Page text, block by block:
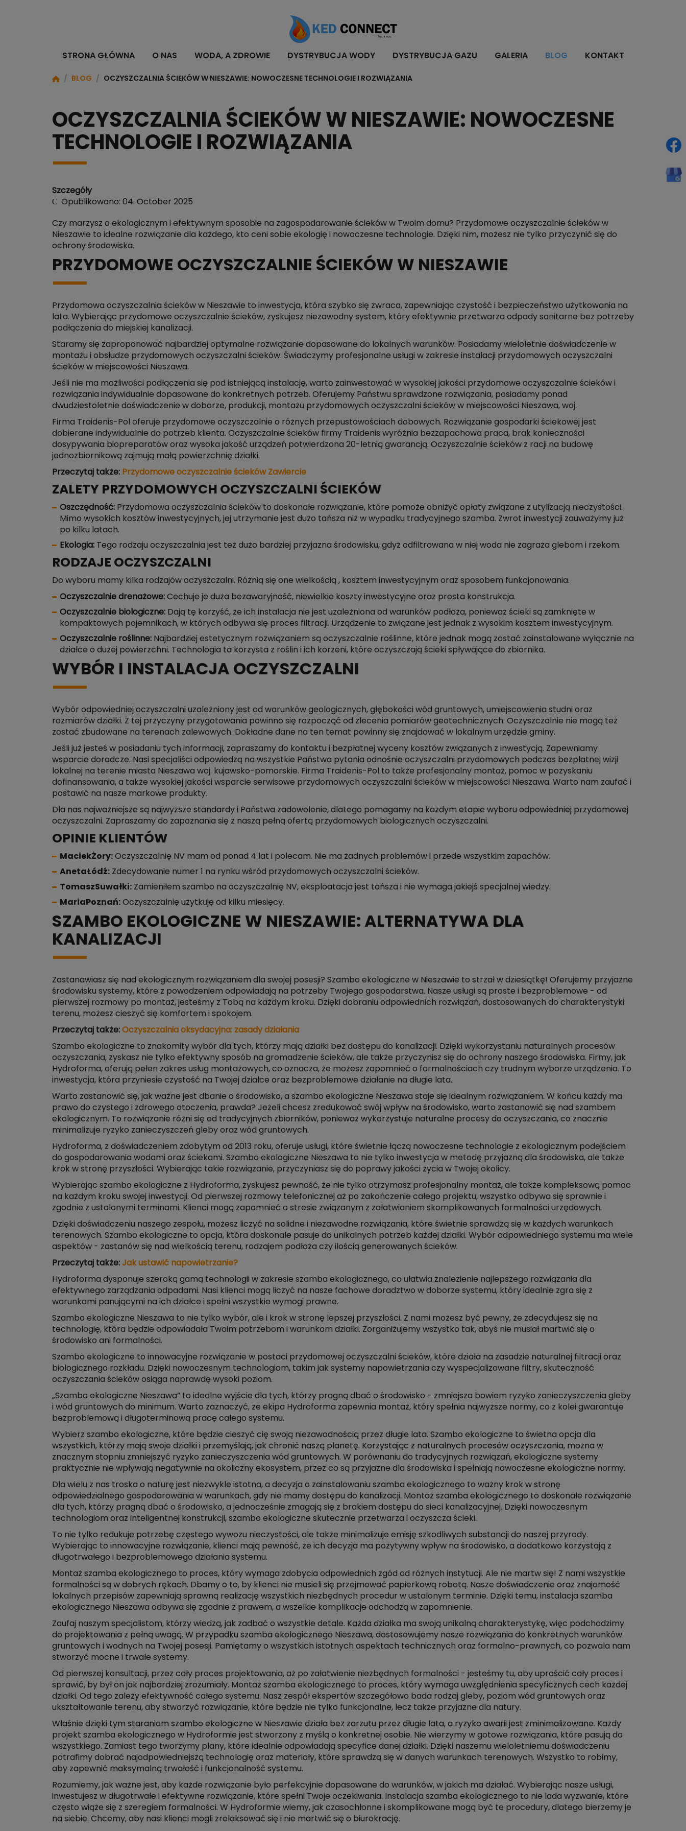
STRONA GŁÓWNA O NAS WODA, A ZDROWIE DYSTRYBUCJA WODY DYSTRYBUCJA GAZU GALERIA BLOG KONTAKT
/ BLOG / OCZYSZCZALNIA ŚCIEKÓW W NIESZAWIE: NOWOCZESNE TECHNOLOGIE I ROZWIĄZANIA
OCZYSZCZALNIA ŚCIEKÓW W NIESZAWIE: NOWOCZESNE
TECHNOLOGIE I ROZWIĄZANIA
Szczegóły
Opublikowano: 04. October 2025
Czy marzysz o ekologicznym i efektywnym sposobie na zagospodarowanie ścieków w Twoim domu? Przydomowe oczyszczalnie ścieków w
Nieszawie to idealne rozwiązanie dla każdego, kto ceni sobie ekologię i nowoczesne technologie. Dzięki nim, możesz nie tylko przyczynić się do
ochrony środowiska.
PRZYDOMOWE OCZYSZCZALNIE ŚCIEKÓW W NIESZAWIE
Przydomowa oczyszczalnia ścieków w Nieszawie to inwestycja, która szybko się zwraca, zapewniając czystość i bezpieczeństwo użytkowania na
lata. Wybierając przydomowe oczyszczalnie ścieków, zyskujesz niezawodny system, który efektywnie przetwarza odpady sanitarne bez potrzeby
podłączenia do miejskiej kanalizacji.
Staramy się zaproponować najbardziej optymalne rozwiązanie dopasowane do lokalnych warunków. Posiadamy wieloletnie doświadczenie w
montażu i obsłudze przydomowych oczyszczalni ścieków. Świadczymy profesjonalne usługi w zakresie instalacji przydomowych oczyszczalni
ścieków w miejscowości Nieszawa.
Jeśli nie ma możliwości podłączenia się pod istniejącą instalację, warto zainwestować w wysokiej jakości przydomowe oczyszczalnie ścieków i
rozwiązania indywidualnie dopasowane do konkretnych potrzeb. Oferujemy Państwu sprawdzone rozwiązania, posiadamy ponad
dwudziestoletnie doświadczenie w doborze, produkcji, montażu przydomowych oczyszczalni ścieków w miejscowości Nieszawa, woj.
Firma Traidenis-Pol oferuje przydomowe oczyszczalnie o różnych przepustowościach dobowych. Rozwiązanie gospodarki ściekowej jest
dobierane indywidualnie do potrzeb klienta. Oczyszczalnie ścieków firmy Traidenis wyróżnia bezzapachowa praca, brak konieczności
dosypywania biopreparatów oraz wysoka jakość urządzeń potwierdzona 20-letnią gwarancją. Oczyszczalnie ścieków z racji na budowę
jednozbiornikową zajmują małą powierzchnię działki.
Przeczytaj także: Przydomowe oczyszczalnie ścieków Zawiercie
ZALETY PRZYDOMOWYCH OCZYSZCZALNI ŚCIEKÓW
Oszczędność: Przydomowa oczyszczalnia ścieków to doskonałe rozwiązanie, które pomoże obniżyć opłaty związane z utylizacją nieczystości.
Mimo wysokich kosztów inwestycyjnych, jej utrzymanie jest dużo tańsza niż w wypadku tradycyjnego szamba. Zwrot inwestycji zauważymy już
po kilku latach.
Ekologia: Tego rodzaju oczyszczalnia jest też dużo bardziej przyjazna środowisku, gdyż odfiltrowana w niej woda nie zagraża glebom i rzekom.
RODZAJE OCZYSZCZALNI
Do wyboru mamy kilka rodzajów oczyszczalni. Różnią się one wielkością , kosztem inwestycyjnym oraz sposobem funkcjonowania.
Oczyszczalnie drenażowe: Cechuje je duża bezawaryjność, niewielkie koszty inwestycyjne oraz prosta konstrukcja.
Oczyszczalnie biologiczne: Dają tę korzyść, że ich instalacja nie jest uzależniona od warunków podłoża, ponieważ ścieki są zamknięte w
kompaktowych pojemnikach, w których odbywa się proces filtracji. Urządzenie to związane jest jednak z wysokim kosztem inwestycyjnym.
Oczyszczalnie roślinne: Najbardziej estetycznym rozwiązaniem są oczyszczalnie roślinne, które jednak mogą zostać zainstalowane wyłącznie na
działce o dużej powierzchni. Technologia ta korzysta z roślin i ich korzeni, które oczyszczają ścieki spływające do zbiornika.
WYBÓR I INSTALACJA OCZYSZCZALNI
Wybór odpowiedniej oczyszczalni uzależniony jest od warunków geologicznych, głębokości wód gruntowych, umiejscowienia studni oraz
rozmiarów działki. Z tej przyczyny przygotowania powinno się rozpocząć od zlecenia pomiarów geotechnicznych. Oczyszczalnie nie mogą też
zostać zbudowane na terenach zalewowych. Dokładne dane na ten temat powinny się znajdować w lokalnym urzędzie gminy.
Jeśli już jesteś w posiadaniu tych informacji, zapraszamy do kontaktu i bezpłatnej wyceny kosztów związanych z inwestycją. Zapewniamy
wsparcie doradcze. Nasi specjaliści odpowiedzą na wszystkie Państwa pytania odnośnie oczyszczalni przydomowych podczas bezpłatnej wizji
lokalnej na terenie miasta Nieszawa woj. kujawsko-pomorskie. Firma Traidenis-Pol to także profesjonalny montaż, pomoc w pozyskaniu
dofinansowania, a także wysokiej jakości wsparcie serwisowe przydomowych oczyszczalni ścieków w miejscowości Nieszawa. Warto nam zaufać i
postawić na nasze markowe produkty.
Dla nas najważniejsze są najwyższe standardy i Państwa zadowolenie, dlatego pomagamy na każdym etapie wyboru odpowiedniej przydomowej
oczyszczalni. Zapraszamy do zapoznania się z naszą pełną ofertą przydomowych biologicznych oczyszczalni.
OPINIE KLIENTÓW
MaciekŻory: Oczyszczalnię NV mam od ponad 4 lat i polecam. Nie ma żadnych problemów i przede wszystkim zapachów.
AnetaŁódź: Zdecydowanie numer 1 na rynku wśród przydomowych oczyszczalni ścieków.
TomaszSuwałki: Zamieniłem szambo na oczyszczalnię NV, eksploatacja jest tańsza i nie wymaga jakiejś specjalnej wiedzy.
MariaPoznań: Oczyszczalnię użytkuję od kilku miesięcy.
SZAMBO EKOLOGICZNE W NIESZAWIE: ALTERNATYWA DLA
KANALIZACJI
Zastanawiasz się nad ekologicznym rozwiązaniem dla swojej posesji? Szambo ekologiczne w Nieszawie to strzał w dziesiątkę! Oferujemy przyjazne
środowisku systemy, które z powodzeniem odpowiadają na potrzeby Twojego gospodarstwa. Nasze usługi są proste i bezproblemowe - od
pierwszej rozmowy po montaż, jesteśmy z Tobą na każdym kroku. Dzięki dobraniu odpowiednich rozwiązań, dostosowanych do charakterystyki
terenu, możesz cieszyć się komfortem i spokojem.
Przeczytaj także: Oczyszczalnia oksydacyjna: zasady działania
Szambo ekologiczne to znakomity wybór dla tych, którzy mają działki bez dostępu do kanalizacji. Dzięki wykorzystaniu naturalnych procesów
oczyszczania, zyskasz nie tylko efektywny sposób na gromadzenie ścieków, ale także przyczynisz się do ochrony naszego środowiska. Firmy, jak
Hydroforma, oferują pełen zakres usług montażowych, co oznacza, że możesz zapomnieć o formalnościach czy trudnym wyborze urządzenia. To
inwestycja, która przyniesie czystość na Twojej działce oraz bezproblemowe działanie na długie lata.
Warto zastanowić się, jak ważne jest dbanie o środowisko, a szambo ekologiczne Nieszawa staje się idealnym rozwiązaniem. W końcu każdy ma
prawo do czystego i zdrowego otoczenia, prawda? Jeżeli chcesz zredukować swój wpływ na środowisko, warto zastanowić się nad szambem
ekologicznym. To rozwiązanie różni się od tradycyjnych zbiorników, ponieważ wykorzystuje naturalne procesy do oczyszczania, co znacznie
minimalizuje ryzyko zanieczyszczeń gleby oraz wód gruntowych.
Hydroforma, z doświadczeniem zdobytym od 2013 roku, oferuje usługi, które świetnie łączą nowoczesne technologie z ekologicznym podejściem
do gospodarowania wodami oraz ściekami. Szambo ekologiczne Nieszawa to nie tylko inwestycja w metodę przyjazną dla środowiska, ale także
krok w stronę przyszłości. Wybierając takie rozwiązanie, przyczyniasz się do poprawy jakości życia w Twojej okolicy.
Wybierając szambo ekologiczne z Hydroforma, zyskujesz pewność, że nie tylko otrzymasz profesjonalny montaż, ale także kompleksową pomoc
na każdym kroku swojej inwestycji. Od pierwszej rozmowy telefonicznej aż po zakończenie całego projektu, wszystko odbywa się sprawnie i
zgodnie z ustalonymi terminami. Klienci mogą zapomnieć o stresie związanym z załatwianiem skomplikowanych formalności urzędowych.
Dzięki doświadczeniu naszego zespołu, możesz liczyć na solidne i niezawodne rozwiązania, które świetnie sprawdzą się w każdych warunkach
terenowych. Szambo ekologiczne to opcja, która doskonale pasuje do unikalnych potrzeb każdej działki. Wybór odpowiedniego systemu ma wiele
aspektów - zastanów się nad wielkością terenu, rodzajem podłoża czy ilością generowanych ścieków.
Przeczytaj także: Jak ustawić napowietrzanie?
Hydroforma dysponuje szeroką gamą technologii w zakresie szamba ekologicznego, co ułatwia znalezienie najlepszego rozwiązania dla
efektywnego zarządzania odpadami. Nasi klienci mogą liczyć na nasze fachowe doradztwo w doborze systemu, który idealnie zgra się z
warunkami panującymi na ich działce i spełni wszystkie wymogi prawne.
Szambo ekologiczne Nieszawa to nie tylko wybór, ale i krok w stronę lepszej przyszłości. Z nami możesz być pewny, że zdecydujesz się na
technologię, która będzie odpowiadała Twoim potrzebom i warunkom działki. Zorganiżujemy wszystko tak, abyś nie musiał martwić się o
środowisko ani formalności.
Szambo ekologiczne to innowacyjne rozwiązanie w postaci przydomowej oczyszczalni ścieków, które działa na zasadzie naturalnej filtracji oraz
biologicznego rozkładu. Dzięki nowoczesnym technologiom, takim jak systemy napowietrzania czy wyspecjalizowane filtry, skuteczność
oczyszczania ścieków osiąga naprawdę wysoki poziom.
„Szambo ekologiczne Nieszawa” to idealne wyjście dla tych, którzy pragną dbać o środowisko - zmniejsza bowiem ryzyko zanieczyszczenia gleby
i wód gruntowych do minimum. Warto zaznaczyć, że ekipa Hydroforma zapewnia montaż, który spełnia najwyższe normy, co z kolei gwarantuje
bezproblemową i długoterminową pracę całego systemu.
Wybierz szambo ekologiczne, które będzie cieszyć cię swoją niezawodnością przez długie lata. Szambo ekologiczne to świetna opcja dla
wszystkich, którzy mają swoje działki i przemyślają, jak chronić naszą planetę. Korzystając z naturalnych procesów oczyszczania, można w
znacznym stopniu zmniejszyć ryzyko zanieczyszczenia wód gruntowych. W porównaniu do tradycyjnych rozwiązań, ekologiczne systemy
praktycznie nie wpływają negatywnie na okoliczny ekosystem, przez co są przyjazne dla środowiska i spełniają nowoczesne ekologiczne normy.
Dla wielu z nas troska o naturę jest niezwykle istotna, a decyzja o zainstalowaniu szamba ekologicznego to ważny krok w stronę
odpowiedzialnego gospodarowania w warunkach, gdy nie mamy dostępu do kanalizacji. Montaż szamba ekologicznego to doskonałe rozwiązanie
dla tych, którzy pragną dbać o środowisko, a jednocześnie zmagają się z brakiem dostępu do sieci kanalizacyjnej. Dzięki nowoczesnym
technologiom oraz inteligentnej konstrukcji, szambo ekologiczne skutecznie przetwarza i oczyszcza ścieki.
To nie tylko redukuje potrzebę częstego wywozu nieczystości, ale także minimalizuje emisję szkodliwych substancji do naszej przyrody.
Wybierając to innowacyjne rozwiązanie, klienci mają pewność, że ich decyzja ma pozytywny wpływ na środowisko, a dodatkowo korzystają z
długotrwałego i bezproblemowego działania systemu.
Montaż szamba ekologicznego to proces, który wymaga zdobycia odpowiednich zgód od różnych instytucji. Ale nie martw się! Z nami wszystkie
formalności są w dobrych rękach. Dbamy o to, by klienci nie musieli się przejmować papierkową robotą. Nasze doświadczenie oraz znajomość
lokalnych przepisów zapewniają sprawną realizację wszystkich niezbędnych procedur w ustalonym terminie. Dzięki temu, instalacja szamba
ekologicznego Nieszawa odbywa się zgodnie z prawem, a wszelkie komplikacje odchodzą w zapomnienie.
Zaufaj naszym specjalistom, którzy wiedzą, jak zadbać o wszystkie detale. Każda działka ma swoją unikalną charakterystykę, więc podchodzimy
do projektowania z pełną uwagą. W przypadku szamba ekologicznego Nieszawa, dostosowujemy nasze rozwiązania do konkretnych warunków
gruntowych i wodnych na Twojej posesji. Pamiętamy o wszystkich istotnych aspektach technicznych oraz formalno-prawnych, co pozwala nam
stworzyć mocne i trwałe systemy.
Od pierwszej konsultacji, przez cały proces projektowania, aż po załatwienie niezbędnych formalności - jesteśmy tu, aby uprościć cały proces i
sprawić, by był on jak najbardziej zrozumiały. Montaż szamba ekologicznego to proces, który wymaga uwzględnienia specyficznych cech każdej
działki. Od tego zależy efektywność całego systemu. Nasz zespół ekspertów szczegółowo bada rodzaj gleby, poziom wód gruntowych oraz
ukształtowanie terenu, aby stworzyć rozwiązanie, które będzie nie tylko funkcjonalne, lecz także przyjazne dla natury.
Właśnie dzięki tym staraniom szambo ekologiczne w Nieszawie działa bez zarzutu przez długie lata, a ryzyko awarii jest zminimalizowane. Każdy
projekt szamba ekologicznego w Hydroformie jest stworzony z myślą o konkretnej osobie. Nie wierzymy w gotowe rozwiązania, które pasują do
wszystkiego. Zamiast tego tworzymy plany, które idealnie odpowiadają specyfice danej działki. Dzięki naszemu wieloletniemu doświadczeniu
potrafimy dobrać najodpowiedniejszą technologię oraz materiały, które sprawdzą się w danych warunkach terenowych. Wszystko to robimy,
aby zapewnić maksymalną trwałość i funkcjonalność systemu.
Rozumiemy, jak ważne jest, aby każde rozwiązanie było perfekcyjnie dopasowane do warunków, w jakich ma działać. Wybierając nasze usługi,
inwestujesz w długotrwałe i efektywne rozwiązanie, które spełni Twoje oczekiwania. Instalacja szamba ekologicznego to nie lada wyzwanie, które
często wiąże się z szeregiem formalności. W Hydroformie wiemy, jak czasochłonne i skomplikowane mogą być te procedury, dlatego bierzemy je
na siebie. Chcemy, aby nasi klienci mogli zrelaksować się i nie martwić się o biurokrację.